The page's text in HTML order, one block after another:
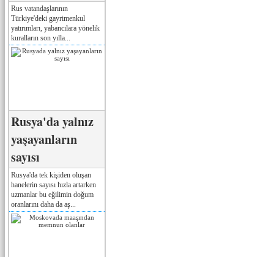
Rus vatandaşlarının
Türkiye'deki gayrimenkul
yatırımları, yabancılara yönelik
kuralların son yılla...
Rusya'da yalnız
yaşayanların
sayısı
Rusya'da tek kişiden oluşan
hanelerin sayısı hızla artarken
uzmanlar bu eğilimin doğum
oranlarını daha da aş...